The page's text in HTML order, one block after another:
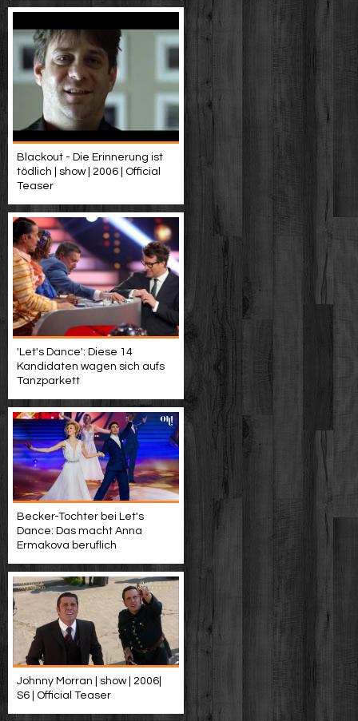
Blackout - Die Erinnerung ist
tödlich | show | 2006 | Official
Teaser
'Let's Dance': Diese 14
Kandidaten wagen sich aufs
Tanzparkett
Becker-Tochter bei Let's
Dance: Das macht Anna
Ermakova beruflich
Johnny Morran | show | 2006|
S6 | Official Teaser